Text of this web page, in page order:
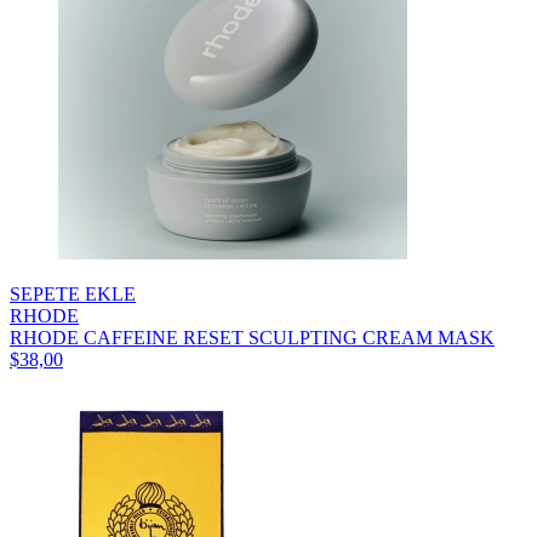
SEPETE EKLE
RHODE
RHODE CAFFEINE RESET SCULPTING CREAM MASK
$38,00